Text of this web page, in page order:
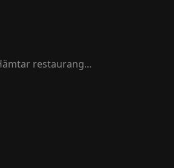
restaurang...